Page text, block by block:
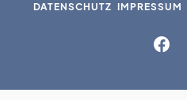
DATENSCHUTZ IMPRESSUM